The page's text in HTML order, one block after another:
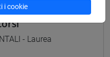
- Laurea
i cookie